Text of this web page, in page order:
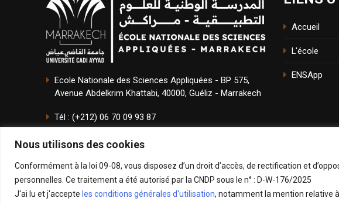
Nous utilisons des cookies
Conformément à la loi 09-08, vous disposez d’un droit d’accès, de rectification et
personnelles. Ce traitement a été autorisé par la CNDP sous le n° : D-W-176/2025
J'ai lu et j'accepte les conditions générales d'utilisation, notamment la mention relative
Ecole Nationale des Sciences Appliquées - BP 575,
Avenue Abdelkrim Khattabi, 40000, Guéliz - Marrakech
Tél : (+212) 06 70 09 93 87
Email : direction.ensam@uca.ac.ma
Accueil
L'école
ENSApp